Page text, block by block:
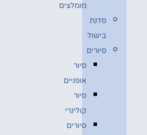
מומלצים
סדנת
בישול
סיורים
סיור
אופניים
סיור
קולינרי
סיורים